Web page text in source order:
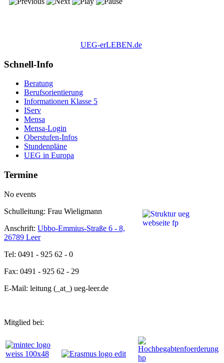
UEG-erLEBEN.de
Schnell-Info
Beratung
Berufsorientierung
Informationen Klasse 5
IServ
Mensa
Mensa-Login
Oberstufen-Infos
Stundenpläne
UEG in Europa
Termine
No events
Schulleitung: Frau Wieligmann
Anschrift: Ubbo-Emmius-Straße 6 - 8,
26789 Leer
Tel: 0491 - 925 62 - 0
Fax: 0491 - 925 62 - 29
E-Mail: leitung (_at_) ueg-leer.de
Mitglied bei: